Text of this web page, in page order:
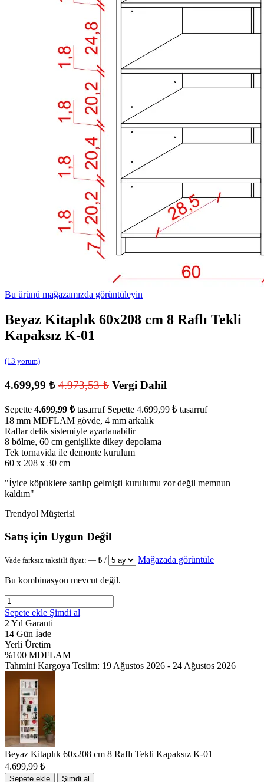
Bu ürünü mağazamızda görüntüleyin
Beyaz Kitaplık 60x208 cm 8 Raflı Tekli
Kapaksız K-01
(13 yorum)
4.699,99 ₺ 4.973,53₺ Vergi Dahil
Sepette 4.699,99 ₺ tasarruf Sepette 4.699,99 ₺ tasarruf
18 mm MDFLAM gövde, 4 mm arkalık
Raflar delik sistemiyle ayarlanabilir
8 bölme, 60 cm genişlikte dikey depolama
Tek tornavida ile demonte kurulum
60 x 208 x 30 cm
"İyice köpüklere sarılıp gelmişti kurulumu zor değil memnun
kaldım"
Trendyol Müşterisi
Satış için Uygun Değil
Vade farksız taksitli fiyat: — ₺ / Mağazada görüntüle
Bu kombinasyon mevcut değil.
Sepete ekle Şimdi al
2 Yıl Garanti
14 Gün İade
Yerli Üretim
%100 MDFLAM
Tahmini Kargoya Teslim: 19 Ağustos 2026 - 24 Ağustos 2026
Beyaz Kitaplık 60x208 cm 8 Raflı Tekli Kapaksız K-01
4.699,99 ₺
Sepete ekle Şimdi al